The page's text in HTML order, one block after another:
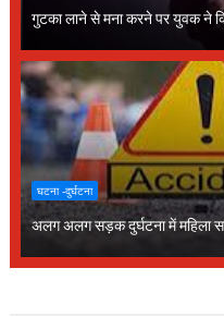
गुटका लाने से मना करने पर युवक ने
घटना -दुर्घटना
अलग अलग सड़क दुर्घटना में महिला